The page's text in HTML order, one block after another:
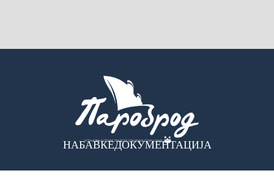
НАБАВКЕДОКУМЕНТАЦИЈА